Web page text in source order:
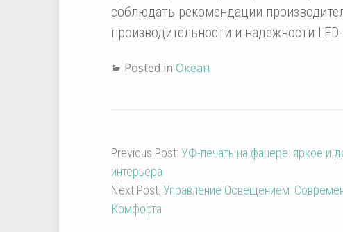
соблюдать рекомендации
производительности и надежности
Posted in Океан
Previous Post: УФ-печать на фанере: яркое и
интерьера
Next Post: Управление Освещением:
Комфорта